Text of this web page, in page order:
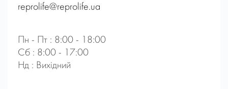
reprolife@reprolife.ua
Пн - Пт : 8:00 - 18:00
Сб : 8:00 - 17:00
Нд : Вихідний